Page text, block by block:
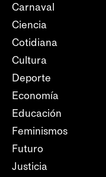
Carnaval
Ciencia
Cotidiana
Cultura
Deporte
Economía
Educación
Feminismos
Futuro
Justicia